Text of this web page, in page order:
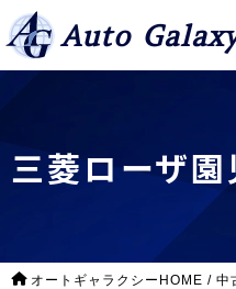
Auto
三菱ローザ園
オートギャラクシーHOME / 中